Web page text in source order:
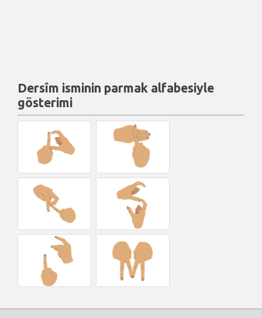
Dersîm isminin parmak alfabesiyle
gösterimi